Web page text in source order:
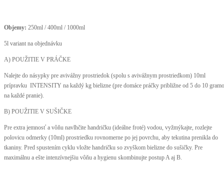
Objemy: 250ml / 400ml / 1000ml
5l variant na objednávku
A) POUŽITIE V PRÁČKE
Nalejte do násypky pre avivážny prostriedok (spolu s avivážnym prostriedkom) 10ml
prípravku INTENSITY na každý kg bielizne (pre domáce práčky približne od 5 do 10
na každé pranie).
B) POUŽITIE V SUŠIČKE
Pre extra jemnosť a vôňu navlhčite handričku (ideálne froté) vodou, vyžmýkajte, rozlejte
polovicu odmerky (10ml) prostriedku rovnomerne po jej povrchu, aby tekutina prenikla do
tkaniny. Pred spustením cyklu vložte handričku so zvyškom bielizne do sušičky. Pre
maximálnu a ešte intenzívnejšiu vôňu a hygienu skombinujte postup A aj B.